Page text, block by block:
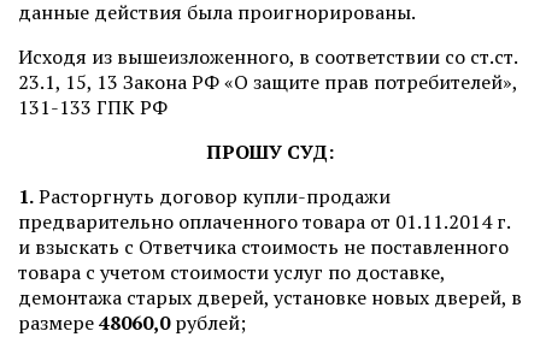
данные действия была проигнорированы.
Исходя из вышеизложенного, в соответствии со ст.ст.
23.1, 15, 13 Закона РФ «О защите прав потребителей»,
131-133 ГПК РФ
ПРОШУ СУД:
1.Расторгнуть договор купли-продажи
предварительно оплаченного товара от 01.11.2014 г.
и взыскать с Ответчика стоимость не поставленного
товара с учетом стоимости услуг по доставке,
демонтажа старых дверей, установке новых дверей, в
размере48060,0рублей;